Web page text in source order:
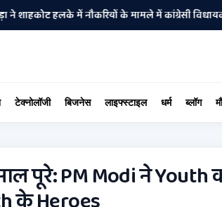
हलके में नौकरियों के मामले में कांग्रेसी विधायक लाडी को
टेक्नोलॉजी बिजनेस लाइफ्स्टाइल धर्म ब्लॉग
पूरे: PM Modi ने Youth